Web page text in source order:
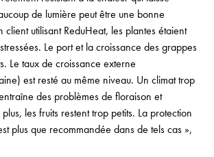
de lumière peut être une bonne
client utilisant ReduHeat, les plantes étaient
Le port et la croissance des grappes
Le taux de croissance externe
est resté au même niveau. Un climat trop
des problèmes de floraison et
les fruits restent trop petits. La protection
plus que recommandée dans de tels cas »,